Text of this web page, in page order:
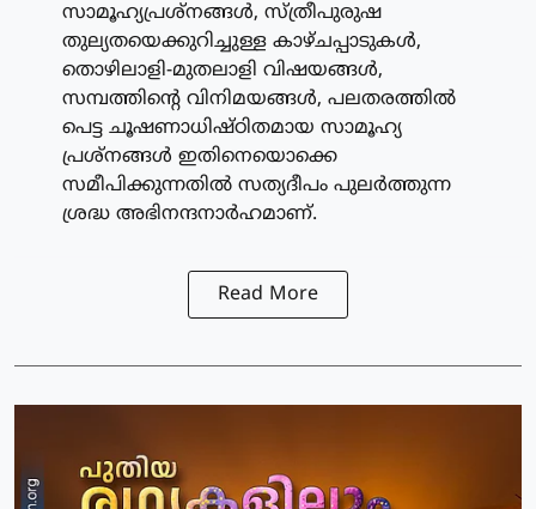
സാമൂഹ്യപ്രശ്നങ്ങൾ, സ്ത്രീപുരുഷ
തുല്യതയെക്കുറിച്ചുള്ള കാഴ്ചപ്പാടുകൾ,
തൊഴിലാളി-മുതലാളി വിഷയങ്ങൾ,
സമ്പത്തിന്റെ വിനിമയങ്ങൾ, പലതരത്തിൽ
പെട്ട ചൂഷണാധിഷ്ഠിതമായ സാമൂഹ്യ
പ്രശ്നങ്ങൾ ഇതിനെയൊക്കെ
സമീപിക്കുന്നതിൽ സത്യദീപം പുലർത്തുന്ന
ശ്രദ്ധ അഭിനന്ദനാർഹമാണ്.
Read More